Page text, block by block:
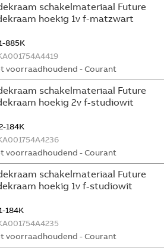
schakelmateriaal Future
hoekig 1v f-matzwart
885K
voorraadhoudend - Courant
schakelmateriaal Future
hoekig 2v f-studiowit
184K
voorraadhoudend - Courant
schakelmateriaal Future
hoekig 1v f-studiowit
184K
voorraadhoudend - Courant